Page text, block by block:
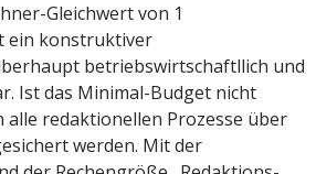
Gleichwert von 1
ein konstruktiver
betriebswirtschaftllich und
Ist das Minimal-Budget nicht
alle redaktionellen Prozesse über
werden. Mit der